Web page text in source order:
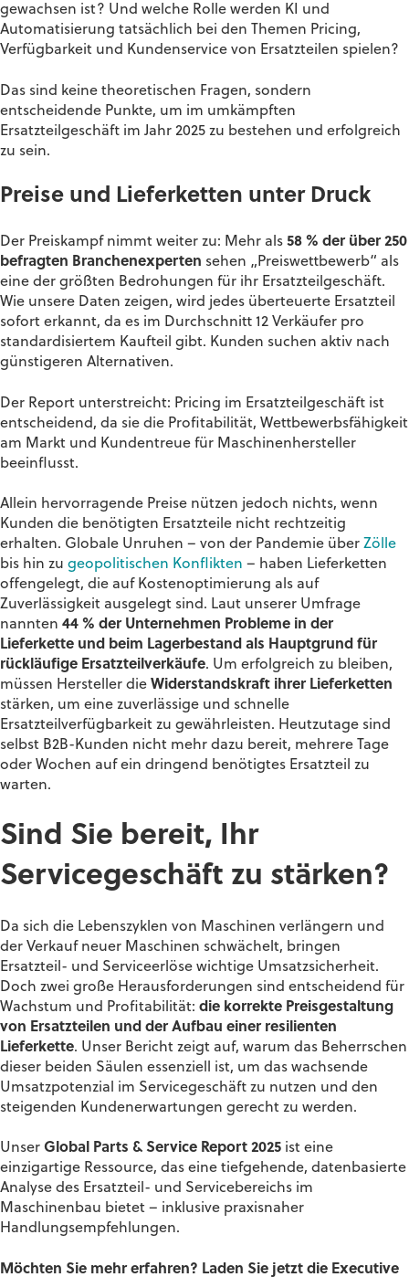
gewachsen ist? Und welche Rolle werden KI und
Automatisierung tatsächlich bei den Themen Pricing,
Verfügbarkeit und Kundenservice von Ersatzteilen spielen?
Das sind keine theoretischen Fragen, sondern
entscheidende Punkte, um im umkämpften
Ersatzteilgeschäft im Jahr 2025 zu bestehen und erfolgreich
zu sein.
Preise und Lieferketten unter Druck
Der Preiskampf nimmt weiter zu: Mehr als 58 % der über 250
befragten Branchenexperten sehen „Preiswettbewerb“ als
eine der größten Bedrohungen für ihr Ersatzteilgeschäft.
Wie unsere Daten zeigen, wird jedes überteuerte Ersatzteil
sofort erkannt, da es im Durchschnitt 12 Verkäufer pro
standardisiertem Kaufteil gibt. Kunden suchen aktiv nach
günstigeren Alternativen.
Der Report unterstreicht: Pricing im Ersatzteilgeschäft ist
entscheidend, da sie die Profitabilität, Wettbewerbsfähigkeit
am Markt und Kundentreue für Maschinenhersteller
beeinflusst.
Allein hervorragende Preise nützen jedoch nichts, wenn
Kunden die benötigten Ersatzteile nicht rechtzeitig
erhalten. Globale Unruhen – von der Pandemie über Zölle
bis hin zu geopolitischen Konflikten – haben Lieferketten
offengelegt, die auf Kostenoptimierung als auf
Zuverlässigkeit ausgelegt sind. Laut unserer Umfrage
nannten 44 % der Unternehmen Probleme in der
Lieferkette und beim Lagerbestand als Hauptgrund für
rückläufige Ersatzteilverkäufe. Um erfolgreich zu bleiben,
müssen Hersteller die Widerstandskraft ihrer Lieferketten
stärken, um eine zuverlässige und schnelle
Ersatzteilverfügbarkeit zu gewährleisten. Heutzutage sind
selbst B2B-Kunden nicht mehr dazu bereit, mehrere Tage
oder Wochen auf ein dringend benötigtes Ersatzteil zu
warten.
Sind Sie bereit, Ihr
Servicegeschäft zu stärken?
Da sich die Lebenszyklen von Maschinen verlängern und
der Verkauf neuer Maschinen schwächelt, bringen
Ersatzteil- und Serviceerlöse wichtige Umsatzsicherheit.
Doch zwei große Herausforderungen sind entscheidend für
Wachstum und Profitabilität: die korrekte Preisgestaltung
von Ersatzteilen und der Aufbau einer resilienten
Lieferkette. Unser Bericht zeigt auf, warum das Beherrschen
dieser beiden Säulen essenziell ist, um das wachsende
Umsatzpotenzial im Servicegeschäft zu nutzen und den
steigenden Kundenerwartungen gerecht zu werden.
Unser Global Parts & Service Report 2025 ist eine
einzigartige Ressource, das eine tiefgehende, datenbasierte
Analyse des Ersatzteil- und Servicebereichs im
Maschinenbau bietet – inklusive praxisnaher
Handlungsempfehlungen.
Möchten Sie mehr erfahren? Laden Sie jetzt die Executive